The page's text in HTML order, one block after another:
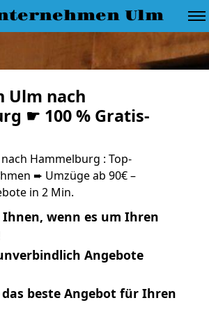
Ulm
Ulm nach
☛ 100 % Gratis-
Hammelburg : Top-
➨ Umzüge ab 90€ –
in 2 Min.
wenn es um Ihren
Angebote
das beste Angebot für Ihren